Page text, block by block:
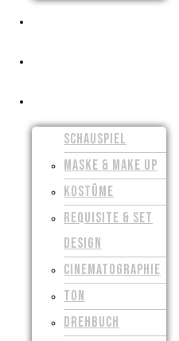
SCHAUSPIEL
MASKE & MAKE UP
KOSTÜME
REQUISITE & SET
DESIGN
CINEMATOGRAPHIE
TON
DREHBUCH